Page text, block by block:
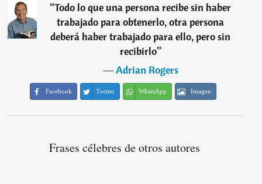
“Todo lo que una persona recibe sin haber
trabajado para obtenerlo, otra persona
deberá haber trabajado para ello, pero sin
recibirlo”
―Adrian Rogers
Facebook Twitter WhatsApp Imagen
Frases célebres de otros autores